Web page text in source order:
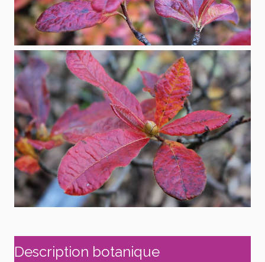
Description botanique